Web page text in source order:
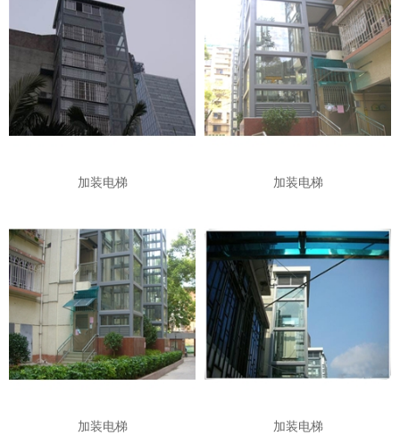
加装电梯 加装电梯
加装电梯 加装电梯